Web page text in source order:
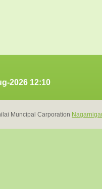
2026 12:10
Muncipal Carporation